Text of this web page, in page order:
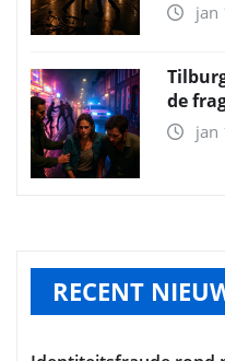
jan
de
jan
RECENT